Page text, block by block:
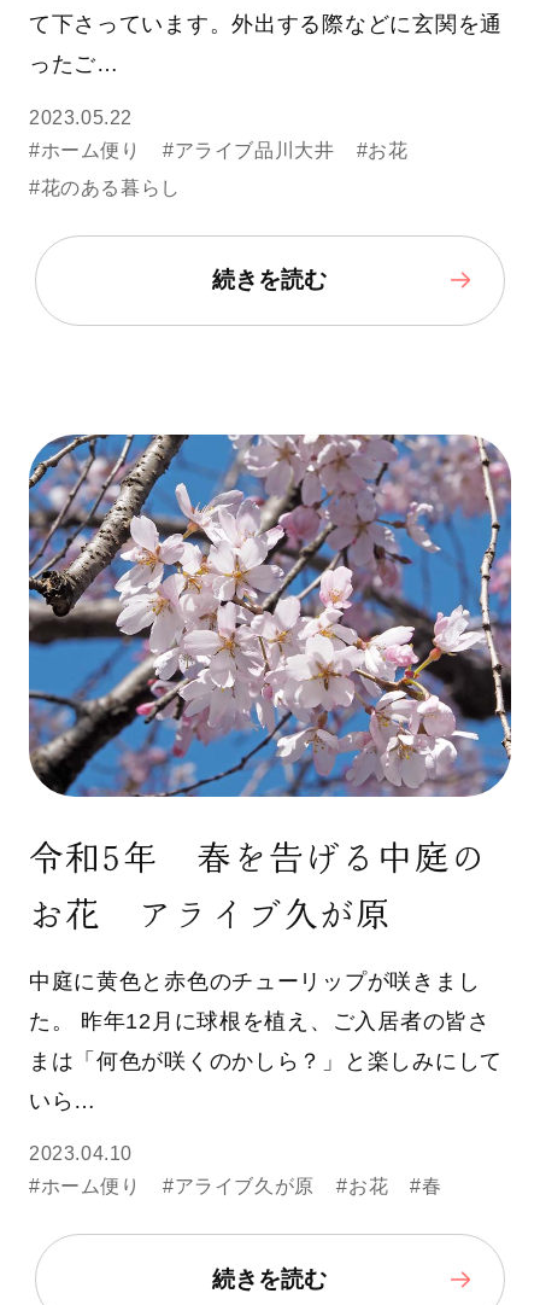
て下さっています。外出する際などに玄関を通
ったご…
2023.05.22
#ホーム便り
#アライブ品川大井
#お花
#花のある暮らし
続きを読む
令和5年 春を告げる中庭の
お花 アライブ久が原
中庭に黄色と赤色のチューリップが咲きまし
た。 昨年12月に球根を植え、ご入居者の皆さ
まは「何色が咲くのかしら？」と楽しみにして
いら…
2023.04.10
#ホーム便り
#アライブ久が原 #お花 #春
続きを読む